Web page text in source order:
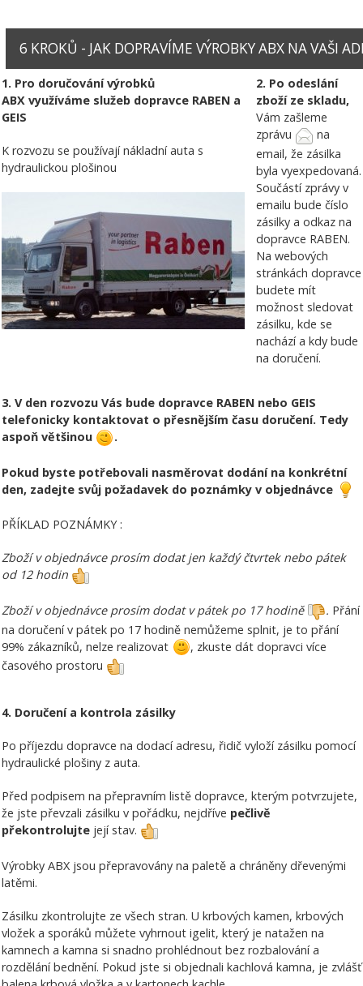
6 KROKŮ - JAK DOPRAVÍME VÝROBKY ABX NA VAŠI
1. Pro doručování výrobků
ABX využíváme služeb dopravce RABEN a
GEIS
K rozvozu se používají nákladní auta s
hydraulickou plošinou
2. Po odeslání
zboží ze skladu,
Vám zašleme
zprávu
na
email, že zásilka
byla vyexpedovaná.
Součástí zprávy v
emailu bude číslo
zásilky a odkaz na
dopravce RABEN.
Na webových
stránkách dopravce
budete mít
možnost sledovat
zásilku, kde se
nachází a kdy bude
na doručení.
3. V den rozvozu Vás bude dopravce RABEN nebo GEIS
telefonicky kontaktovat o přesnějším času doručení. Tedy
aspoň většinou
.
Pokud byste potřebovali nasměrovat dodání na konkrétní
den, zadejte svůj požadavek do poznámky v objednávce
PŘÍKLAD POZNÁMKY :
Zboží v objednávce prosím dodat jen každý čtvrtek nebo pátek
od 12 hodin
Zboží v objednávce prosím dodat v pátek po 17 hodině . Přání
na doručení v pátek po 17 hodině nemůžeme splnit, je to přání
99% zákazníků, nelze realizovat
, zkuste dát dopravci více
časového prostoru
4. Doručení a kontrola zásilky
Po příjezdu dopravce na dodací adresu, řidič vyloží zásilku pomocí
hydraulické plošiny z auta.
Před podpisem na přepravním listě dopravce, kterým potvrzujete,
že jste převzali zásilku v pořádku, nejdříve pečlivě
překontrolujte její stav.
Výrobky ABX jsou přepravovány na paletě a chráněny dřevenými
latěmi.
Zásilku zkontrolujte ze všech stran. U krbových kamen, krbových
vložek a sporáků můžete vyhrnout igelit, který je natažen na
kamnech a kamna si snadno prohlédnout bez rozbalování a
rozdělání bednění. Pokud jste si objednali kachlová kamna, je zvlášť